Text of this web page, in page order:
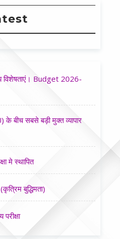
Budget 2026-
के बीच सबसे बड़ी मुक्त व्यापार
मे स्थापित
बुद्धिमता)